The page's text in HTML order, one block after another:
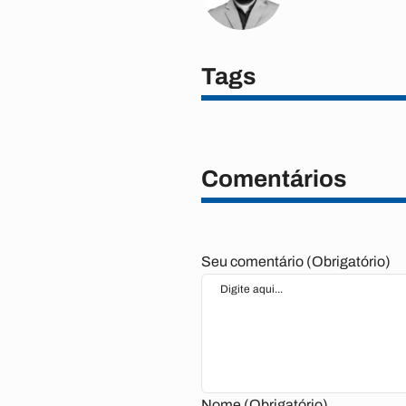
Tags
Comentários
Seu comentário (Obrigatório)